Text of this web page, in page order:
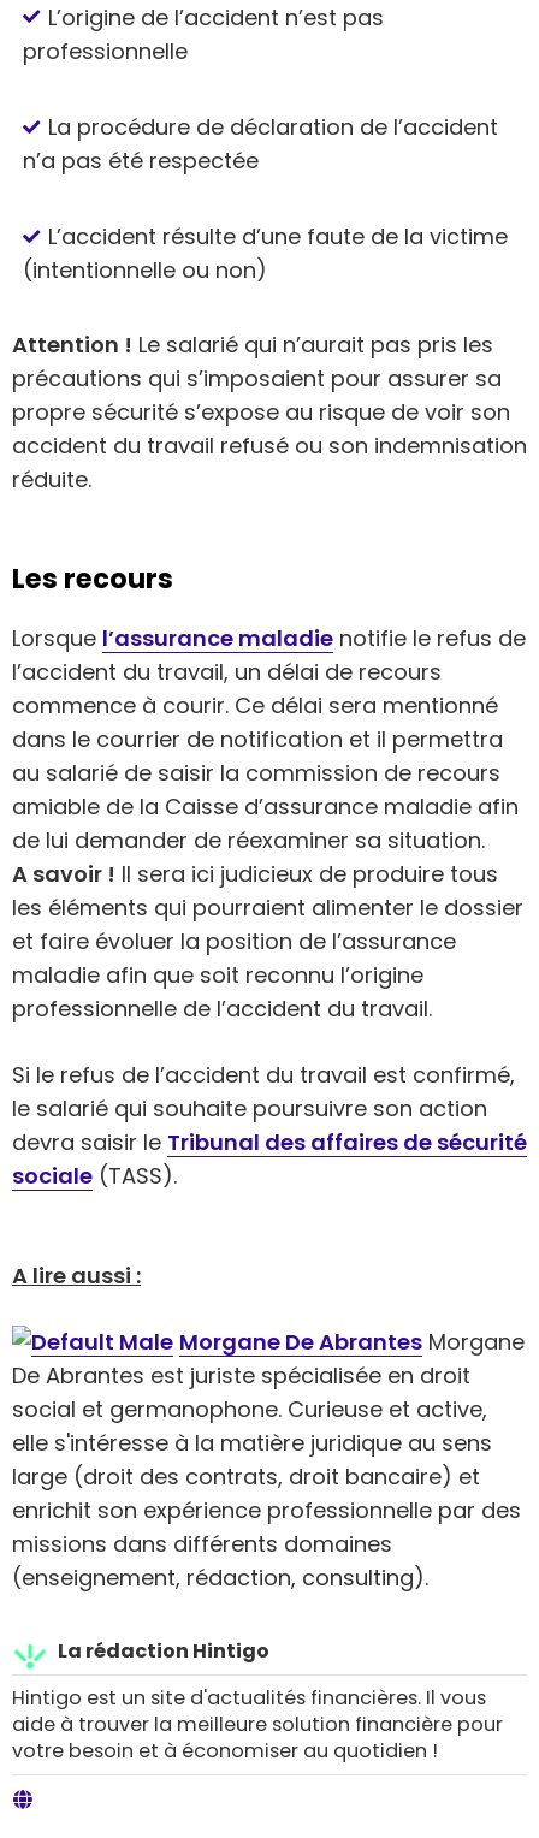
L’origine de l’accident n’est pas
professionnelle
La procédure de déclaration de l’accident
n’a pas été respectée
L’accident résulte d’une faute de la victime
(intentionnelle ou non)
Attention ! Le salarié qui n’aurait pas pris les
précautions qui s’imposaient pour assurer sa
propre sécurité s’expose au risque de voir son
accident du travail refusé ou son indemnisation
réduite.
Les recours
Lorsque l’assurance maladie notifie le refus de
l’accident du travail, un délai de recours
commence à courir. Ce délai sera mentionné
dans le courrier de notification et il permettra
au salarié de saisir la commission de recours
amiable de la Caisse d’assurance maladie afin
de lui demander de réexaminer sa situation.
A savoir ! Il sera ici judicieux de produire tous
les éléments qui pourraient alimenter le dossier
et faire évoluer la position de l’assurance
maladie afin que soit reconnu l’origine
professionnelle de l’accident du travail.
Si le refus de l’accident du travail est confirmé,
le salarié qui souhaite poursuivre son action
devra saisir le Tribunal des affaires de sécurité
sociale (TASS).
A lire aussi :
Morgane De Abrantes Morgane
De Abrantes est juriste spécialisée en droit
social et germanophone. Curieuse et active,
elle s'intéresse à la matière juridique au sens
large (droit des contrats, droit bancaire) et
enrichit son expérience professionnelle par des
missions dans différents domaines
(enseignement, rédaction, consulting).
La rédaction Hintigo
Hintigo est un site d'actualités financières. Il vous
aide à trouver la meilleure solution financière pour
votre besoin et à économiser au quotidien !